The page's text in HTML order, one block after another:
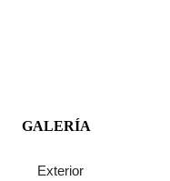
GALERÍA
Exterior